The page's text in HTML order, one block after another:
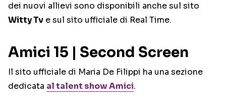
dei nuovi allievi sono disponibili anche sul sito
Witty Tv e sul sito ufficiale di Real Time.
Amici 15 | Second Screen
Il sito ufficiale di Maria De Filippi ha una sezione
dedicata al talent show Amici.